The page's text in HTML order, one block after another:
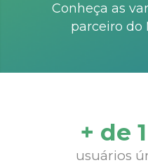
Conheça as
parceiro do
+ de
usuários